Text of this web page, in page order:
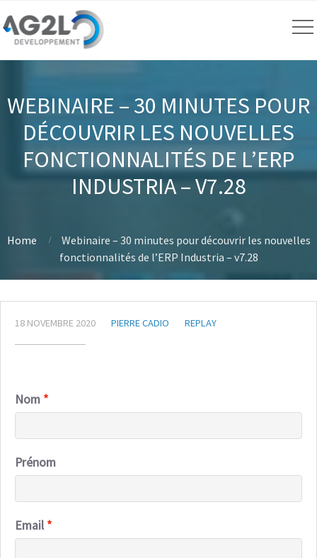
WEBINAIRE – 30 MINUTES POUR
DÉCOUVRIR LES NOUVELLES
FONCTIONNALITÉS DE L’ERP
INDUSTRIA – V7.28
Home
Webinaire – 30 minutes pour découvrir les nouvelles
fonctionnalités de l’ERP Industria – v7.28
18 NOVEMBRE 2020 PIERRE CADIO REPLAY
Nom
Prénom
Email